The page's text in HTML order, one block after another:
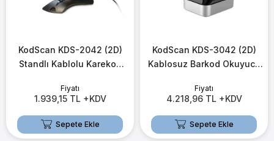
KodScan KDS-2042 (2D)
Standlı Kablolu Karekod
Fiyatı
1.939,15 TL +KDV
Sepete Ekle
KodScan KDS-3042 (2D)
Kablosuz Barkod Okuyucu
Fiyatı
4.218,96 TL +KDV
Sepete Ekle